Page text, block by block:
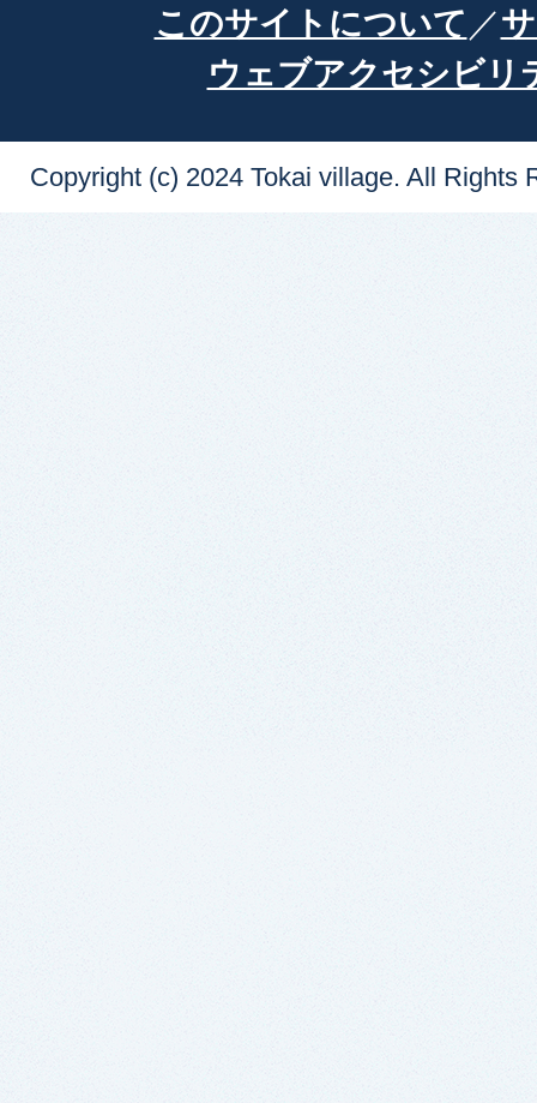
このサイトについて
ウェブアクセシビリ
Copyright (c) 2024 Tokai village. All Rights